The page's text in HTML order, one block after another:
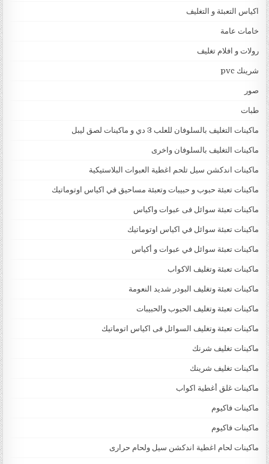
اكياس التعبئة و التغليف
خامات عامة
رولات و افلام تغليف
شرينك pvc
صور
طبات
ماكينات التغليف بالسلوفان للعلب 3 دي و ماكينات لصق ليبل
ماكينات التغليف بالسلوفان واخرى
ماكينات اندكشن سيل تلحم اغطية العبوات البلاستيكية
ماكينات تعبئة حبوب و حبيبات وتعبئة مساحيق في اكياس اوتوماتيك
ماكينات تعبئة سوائل فى عبوات واكياس
ماكينات تعبئة سوائل في اكياس اوتوماتيك
ماكينات تعبئة سوائل في عبوات و أكياس
ماكينات تعبئة وتغليف الاكواب
ماكينات تعبئة وتغليف البودر شديد النعومة
ماكينات تعبئة وتغليف الحبوب والحبيبات
ماكينات تعبئة وتغليف السوائل فى اكياس اتوماتيك
ماكينات تغليف شرنك
ماكينات تغليف شرينك
ماكينات غلق أغطية اكواب
ماكينات فاكيوم
ماكينات فاكيوم
ماكينات لحام اغطية اندكشن سيل ولحام حرارى